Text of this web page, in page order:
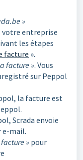
»
votre entreprise
les étapes
facture ».
facture ». Vous
sur Peppol
la facture est
Scrada envoie
e-mail.
» pour